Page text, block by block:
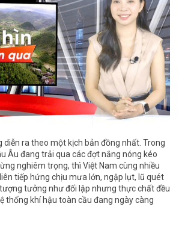
diễn ra theo một kịch bản đồng nhất. Trong
Âu đang trải qua các đợt nắng nóng kéo
nghiêm trọng, thì Việt Nam cùng nhiều
tiếp hứng chịu mưa lớn, ngập lụt, lũ quét
tưởng như đối lập nhưng thực chất đều
thống khí hậu toàn cầu đang ngày càng